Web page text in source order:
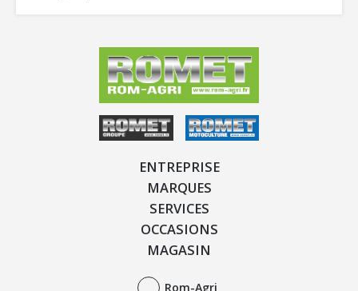
ENTREPRISE
MARQUES
SERVICES
OCCASIONS
MAGASIN
Rom-Agri